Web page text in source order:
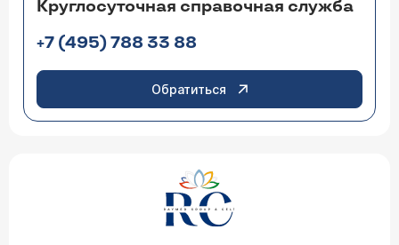
Круглосуточная справочная служба
+7 (495) 788 33 88
Обратиться